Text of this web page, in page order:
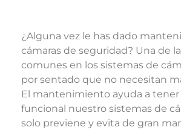
¿Alguna vez le has dado
cámaras de seguridad? Una de
comunes en los sistemas de
por sentado que no necesitan
El mantenimiento ayuda a tener
funcional nuestro sistemas de
solo previene y evita de gran